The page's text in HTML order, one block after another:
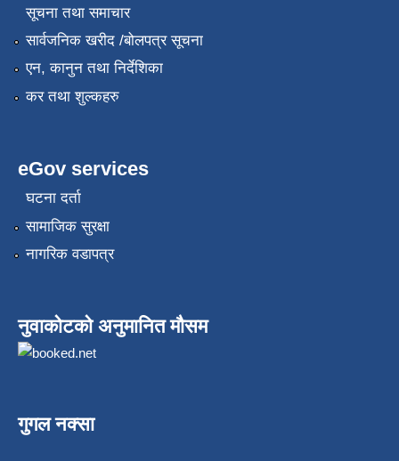
सूचना तथा समाचार
सार्वजनिक खरीद /बोलपत्र सूचना
एन, कानुन तथा निर्देशिका
कर तथा शुल्कहरु
eGov services
घटना दर्ता
सामाजिक सुरक्षा
नागरिक वडापत्र
नुवाकोटको अनुमानित मौसम
गुगल नक्सा